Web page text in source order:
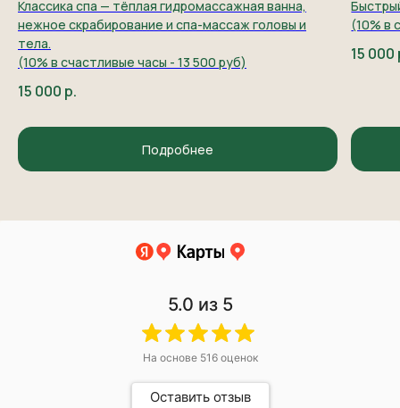
Классика спа — тёплая гидромассажная ванна,
нежное скрабирование и спа-массаж головы и
тела.
(10% в счастливые часы - 13 500 руб)
15 000 р.
Подробнее
(10% в
15 000
5.0 из 5
На основе 516оценок
Оставить отзыв